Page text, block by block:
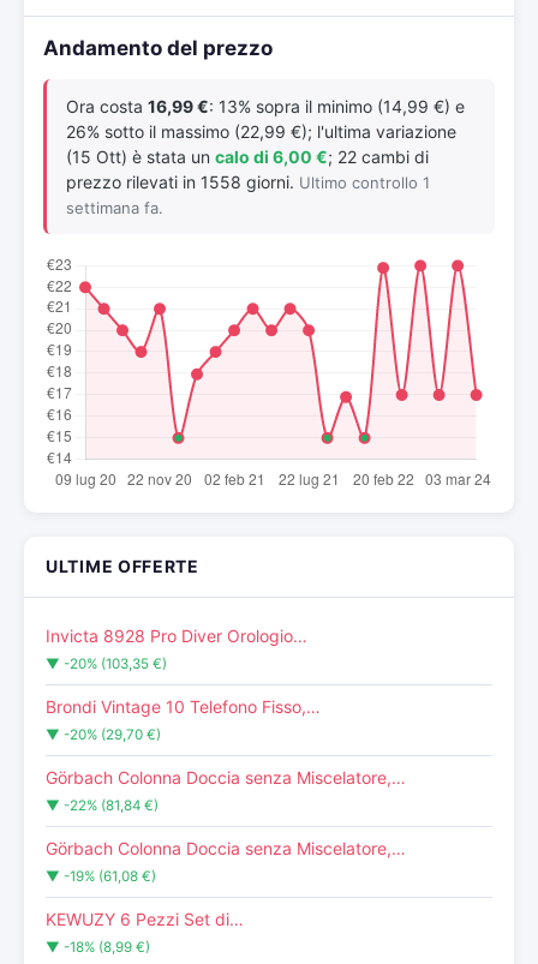
Andamento del prezzo
Ora costa 16,99 €: 13% sopra il minimo (14,99 €) e
26% sotto il massimo (22,99 €); l'ultima variazione
(15 Ott) è stata un calo di 6,00 €; 22 cambi di
prezzo rilevati in 1558 giorni. Ultimo controllo 1
settimana fa.
ULTIME OFFERTE
Invicta 8928 Pro Diver Orologio…
▼ -20% (103,35 €)
Brondi Vintage 10 Telefono Fisso,…
▼ -20% (29,70 €)
Görbach Colonna Doccia senza Miscelatore,…
▼ -22% (81,84 €)
Görbach Colonna Doccia senza Miscelatore,…
▼ -19% (61,08 €)
KEWUZY 6 Pezzi Set di…
▼ -18% (8,99 €)